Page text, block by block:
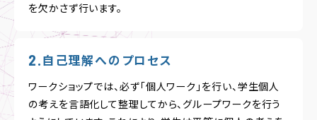
を欠かさず行います。
自己理解へのプロセス
ワークショップでは、必ず「個人ワーク」を行い、学生個人
の考えを言語化して整理してから、グループワークを行う